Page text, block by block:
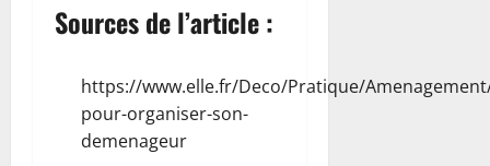
Sources de l’article :
https://www.elle.fr/Deco/Pratique/
pour-organiser-son-
demenageur